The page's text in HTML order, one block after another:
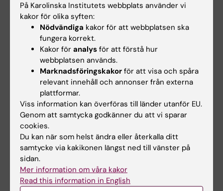
Alla övriga publikationer
DOCTORAL THESIS:2020
Ultrasound assessment and risk prediction in
women with endometrial cancer
Eriksson L
Forskningsområden:
Cancer och onkologi
Är du Linda Eriksson?
Redigera din profil
På Karolinska Institutets webbplats använder vi
kakor för olika syften:
Nödvändiga kakor för att webbplatsen ska
fungera korrekt.
Kakor för analys för att förstå hur
webbplatsen används.
Marknadsföringskakor för att visa och spåra
relevant innehåll och annonser från externa
plattformar.
Viss information kan överföras till länder utanför EU.
Genom att samtycka godkänner du att vi sparar
cookies.
Du kan när som helst ändra eller återkalla ditt
samtycke via kakikonen längst ned till vänster på
sidan.
Mer information om våra kakor
Read this information in English